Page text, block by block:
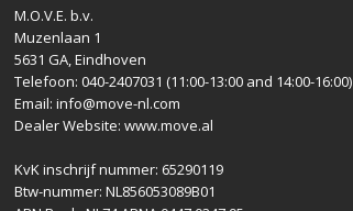
M.O.V.E. b.v.
Muzenlaan 1
5631 GA, Eindhoven
Telefoon: 040-2407031 (11:00-13:00 and 14:00-16:00)
Email: info@move-nl.com
Dealer Website: www.move.al
KvK inschrijf nummer: 65290119
Btw-nummer: NL856053089B01